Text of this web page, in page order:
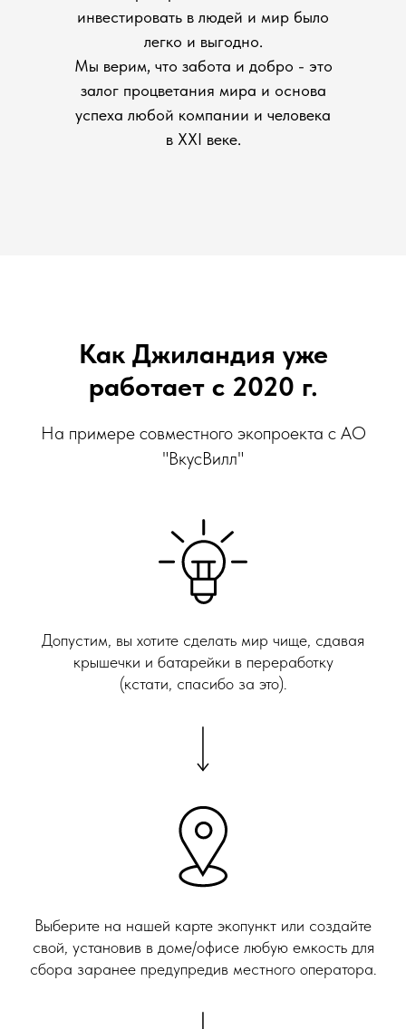
инвестировать в людей и мир было
легко и выгодно.
Мы верим, что забота и добро - это
залог процветания мира и основа
успеха любой компании и человека
в ХХI веке.
Как Джиландия уже
работает с 2020 г.
На примере совместного экопроекта с АО
"ВкусВилл"
Допустим, вы хотите сделать мир чище, сдавая
крышечки и батарейки в переработку
(кстати, спасибо за это).
Выберите на нашей карте экопункт или создайте
свой, установив в доме/офисе любую емкость для
сбора заранее предупредив местного оператора.